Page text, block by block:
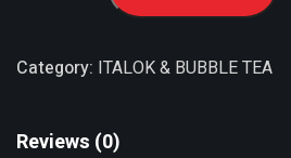
Category: ITALOK & BUBBLE TEA
Reviews (0)